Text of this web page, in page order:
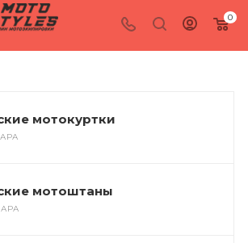
0
мотокуртки
мотоштаны